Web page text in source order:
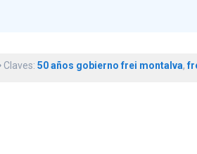
Claves: 50 años gobierno frei montalva,